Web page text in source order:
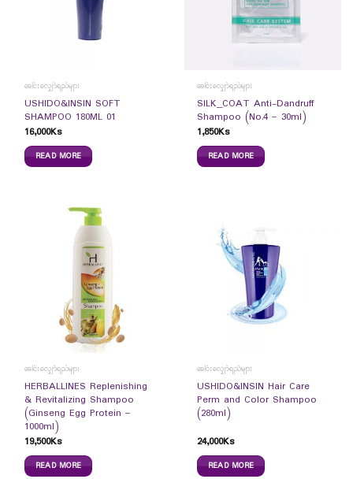
ခေါင်းလျှော်ရည်များ
USHIDO&INSIN SOFT
SHAMPOO 180ML 01
16,000Ks
READ MORE
ခေါင်းလျှော်ရည်များ
SILK_COAT Anti-Dandruff
Shampoo (No.4 – 30ml)
1,850Ks
READ MORE
ခေါင်းလျှော်ရည်များ
HERBALLINES Replenishing
& Revitalizing Shampoo
(Ginseng Egg Protein –
1000ml)
19,500Ks
READ MORE
ခေါင်းလျှော်ရည်များ
USHIDO&INSIN Hair Care
Perm and Color Shampoo
(280ml)
24,000Ks
READ MORE